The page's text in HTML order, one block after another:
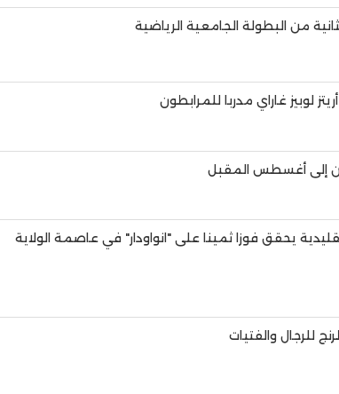
من البطولة الجامعية الرياضية
لوبيز غاراي مدربا للمرابطون
إلى أغسطس المقبل
يحقق فوزا ثمينا على "انواودار" في عاصمة الولاية
للرجال والفتيات